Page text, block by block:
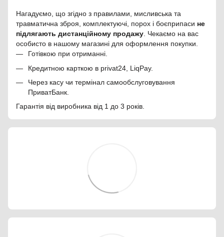
Нагадуємо, що згідно з правилами, мисливська та
травматична зброя, комплектуючі, порох і боєприпаси не
підлягають дистанційному продажу. Чекаємо на вас
особисто в нашому магазині для оформлення покупки.
Готівкою при отриманні.
Кредитною карткою в privat24, LiqPay.
Через касу чи термінал самообслуговування
ПриватБанк.
Гарантія від виробника від 1 до 3 років.